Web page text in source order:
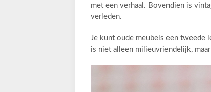
met een verhaal. Bovendien is
verleden.
Je kunt oude meubels een tweede
is niet alleen milieuvriendelijk,